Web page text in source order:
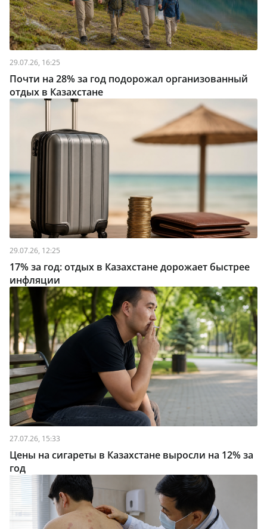
29.07.26, 16:25
Почти на 28% за год подорожал организованный
отдых в Казахстане
29.07.26, 12:25
17% за год: отдых в Казахстане дорожает быстрее
инфляции
27.07.26, 15:33
Цены на сигареты в Казахстане выросли на 12% за
год